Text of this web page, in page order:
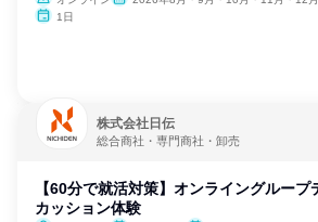
1日
株式会社日伝
総合商社・専門商社・卸売
【60分で就活対策】オンライングループ
カッション体験